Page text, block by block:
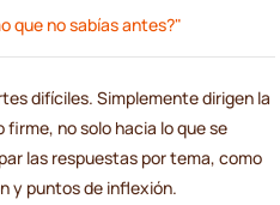
que no sabías antes?"
difíciles. Simplemente dirigen la
no solo hacia lo que se
las respuestas por tema, como
y puntos de inflexión.